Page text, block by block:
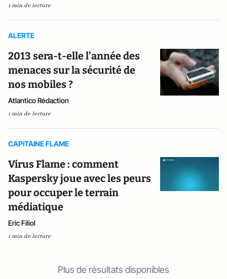
1 min de lecture
ALERTE
2013 sera-t-elle l’année des
menaces sur la sécurité de
nos mobiles ?
Atlantico Rédaction
1 min de lecture
CAPITAINE FLAME
Virus Flame : comment
Kaspersky joue avec les peurs
pour occuper le terrain
médiatique
Eric Filiol
1 min de lecture
Plus de résultats disponibles